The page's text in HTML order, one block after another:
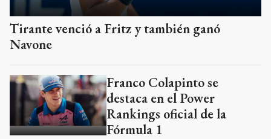
Tirante venció a Fritz y también ganó
Navone
Franco Colapinto se
destaca en el Power
Rankings oficial de la
Fórmula 1